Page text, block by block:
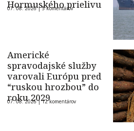
Hormuského prielivu
07. 08. 2026 |5 komentárov
Americké
spravodajské služby
varovali Európu pred
“ruskou hrozbou” do
roku 2029
07. 08. 2026 |12 komentárov